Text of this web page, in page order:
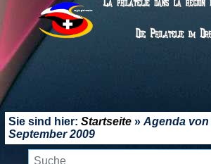
Sie sind hier: Startseite » Agenda von
September 2009